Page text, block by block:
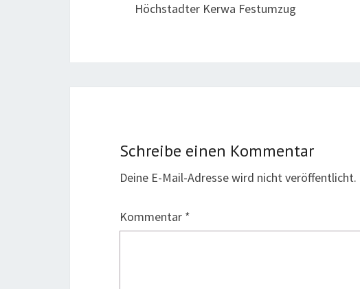
Höchstadter Kerwa Festumzug
Schreibe einen Kommentar
Deine E-Mail-Adresse wird nicht veröffentlicht.
Kommentar *